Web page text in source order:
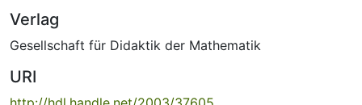
Verlag
Gesellschaft für Didaktik der Mathematik
URI